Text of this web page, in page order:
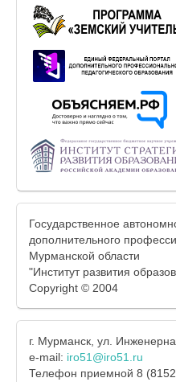
Государственное
дополнительного
Мурманской области
"Институт развития
Copyright © 2004
г. Мурманск, ул.
e-mail: iro51@iro51.ru
Телефон приемной 8